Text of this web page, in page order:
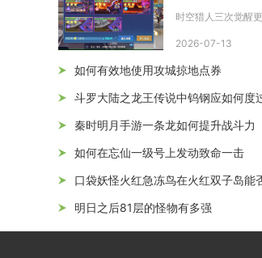
2026-07-13
如何有效地使用攻城掠地点券
斗罗大陆之龙王传说中钨钢应如何度
秦时明月手游一条龙如何提升战斗力
如何在忘仙一级号上发动致命一击
口袋妖怪火红急冻鸟在火红双子岛能
明日之后81层的怪物有多强